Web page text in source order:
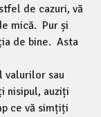
de cazuri, vă
mică. Pur și
de bine. Asta
valurilor sau
nisipul, auziți
ce vă simțiți